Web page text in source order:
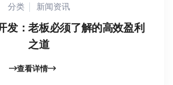
分类 新闻资讯
发：老板必须了解的高效盈利
之道
查看详情